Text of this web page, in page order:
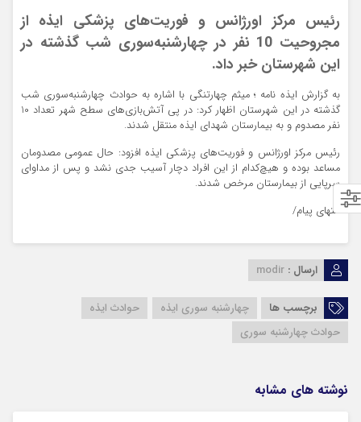
رئیس مرکز اورژانس و فوریت‌های پزشکی ایذه از
مجروحیت 10 نفر در چهارشنبه‌سوری شب گذشته در
این شهرستان خبر داد.
به گزارش ایذه نامه ؛ میثم چهارتنگی با اشاره به حوادث چهارشنبه‌سوری شب
گذشته در این شهرستان اظهار کرد: در پی آتش‌بازی‌های سطح شهر تعداد 10
نفر مصدوم و به بیمارستان شهدای ایذه منتقل شدند.
رئیس مرکز اورژانس و فوریت‌های پزشکی ایذه افزود: حال عمومی مصدومان
مساعد بوده و هیچ‌کدام از این افراد دچار آسیب جدی نشد و پس از مداوای
سرپایی از بیمارستان مرخص شدند.
انتهای پیام/
ارسال : modir
برچسب ها چهارشنبه سوری ایذه
حوادث ایذه
حوادث چهارشنبه سوری
نوشته های مشابه